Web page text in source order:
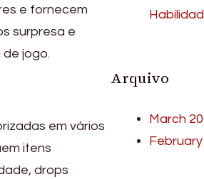
e fornecem
surpresa e
jogo.
em vários
itens
drops
Arquivo
March
February